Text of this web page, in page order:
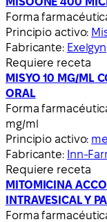
Forma
Principio activo:
Fabricante: Exelgyn
Requiere receta
MISYO 10 MG/ML
ORAL
Forma
mg/ml
Principio activo:
Fabricante: Inn-
Requiere receta
MITOMICINA
INTRAVESICAL Y
Forma